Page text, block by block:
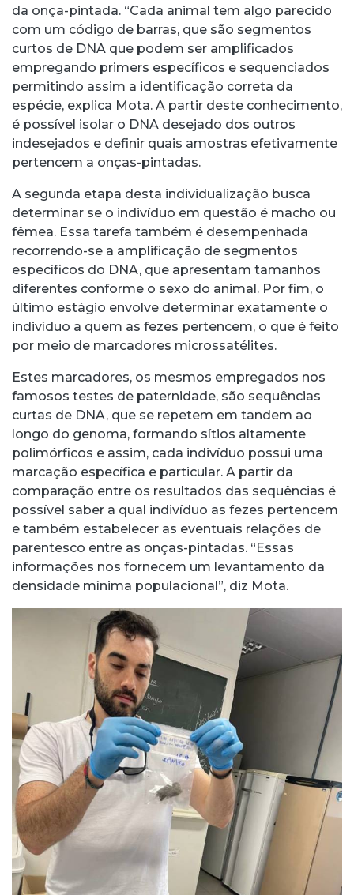
da onça-pintada. “Cada animal tem algo parecido
com um código de barras, que são segmentos
curtos de DNA que podem ser amplificados
empregando primers específicos e sequenciados
permitindo assim a identificação correta da
espécie, explica Mota. A partir deste conhecimento,
é possível isolar o DNA desejado dos outros
indesejados e definir quais amostras efetivamente
pertencem a onças-pintadas.
A segunda etapa desta individualização busca
determinar se o indivíduo em questão é macho ou
fêmea. Essa tarefa também é desempenhada
recorrendo-se a amplificação de segmentos
específicos do DNA, que apresentam tamanhos
diferentes conforme o sexo do animal. Por fim, o
último estágio envolve determinar exatamente o
indivíduo a quem as fezes pertencem, o que é feito
por meio de marcadores microssatélites.
Estes marcadores, os mesmos empregados nos
famosos testes de paternidade, são sequências
curtas de DNA, que se repetem em tandem ao
longo do genoma, formando sítios altamente
polimórficos e assim, cada indivíduo possui uma
marcação específica e particular. A partir da
comparação entre os resultados das sequências é
possível saber a qual indivíduo as fezes pertencem
e também estabelecer as eventuais relações de
parentesco entre as onças-pintadas. “Essas
informações nos fornecem um levantamento da
densidade mínima populacional”, diz Mota.